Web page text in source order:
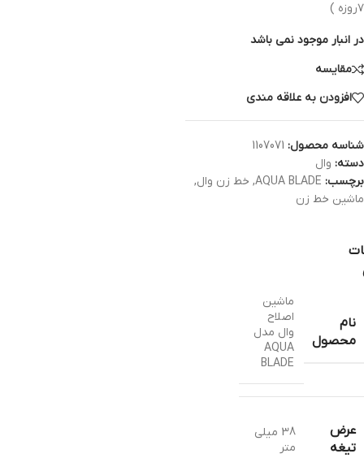
۷روزه )
در انبار موجود نمی باشد
مقایسه
افزودن به علاقه مندی
شناسه محصول: 1107071
دسته: وال
برچسب: AQUA BLADE
, خط زن وال,
ماشین خط زن
نام
محصول
ماشین
اصلاح
وال مدل
AQUA
BLADE
عرض
تیغه
38 میلی
متر